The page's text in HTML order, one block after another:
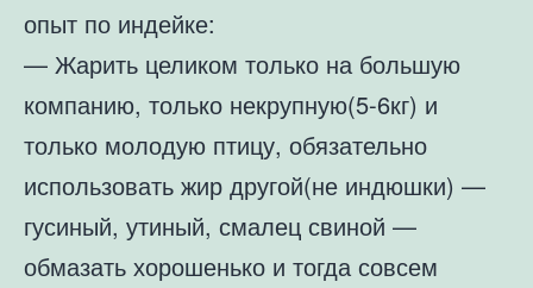
опыт по индейке:
— Жарить целиком только на большую
компанию, только некрупную(5-6кг) и
только молодую птицу, обязательно
использовать жир другой(не индюшки) —
гусиный, утиный, смалец свиной —
обмазать хорошенько и тогда совсем